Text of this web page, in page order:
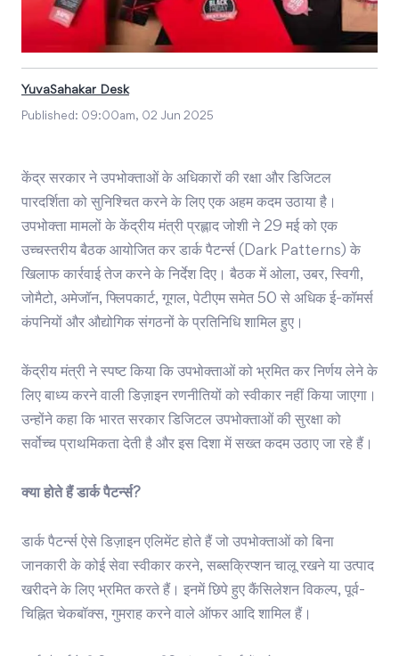
YuvaSahakar Desk
Published: 09:00am, 02 Jun 2025
केंद्र सरकार ने उपभोक्ताओं के अधिकारों की रक्षा और डिजिटल
पारदर्शिता को सुनिश्चित करने के लिए एक अहम कदम उठाया है।
उपभोक्ता मामलों के केंद्रीय मंत्री प्रह्लाद जोशी ने 29 मई को एक
उच्चस्तरीय बैठक आयोजित कर डार्क पैटर्न्स (Dark Patterns) के
खिलाफ कार्रवाई तेज करने के निर्देश दिए। बैठक में ओला, उबर, स्विगी,
जोमैटो, अमेजॉन, फ्लिपकार्ट, गूगल, पेटीएम समेत 50 से अधिक ई-कॉमर्स
कंपनियों और औद्योगिक संगठनों के प्रतिनिधि शामिल हुए।
केंद्रीय मंत्री ने स्पष्ट किया कि उपभोक्ताओं को भ्रमित कर निर्णय लेने के
लिए बाध्य करने वाली डिज़ाइन रणनीतियों को स्वीकार नहीं किया जाएगा।
उन्होंने कहा कि भारत सरकार डिजिटल उपभोक्ताओं की सुरक्षा को
सर्वोच्च प्राथमिकता देती है और इस दिशा में सख्त कदम उठाए जा रहे हैं।
क्या होते हैं डार्क पैटर्न्स?
डार्क पैटर्न्स ऐसे डिज़ाइन एलिमेंट होते हैं जो उपभोक्ताओं को बिना
जानकारी के कोई सेवा स्वीकार करने, सब्सक्रिप्शन चालू रखने या उत्पाद
खरीदने के लिए भ्रमित करते हैं। इनमें छिपे हुए कैंसिलेशन विकल्प, पूर्व-
चिह्नित चेकबॉक्स, गुमराह करने वाले ऑफर आदि शामिल हैं।